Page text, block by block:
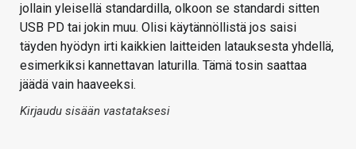
jollain yleisellä standardilla, olkoon se standardi sitten
USB PD tai jokin muu. Olisi käytännöllistä jos saisi
täyden hyödyn irti kaikkien laitteiden latauksesta yhdellä,
esimerkiksi kannettavan laturilla. Tämä tosin saattaa
jäädä vain haaveeksi.
Kirjaudu sisään vastataksesi